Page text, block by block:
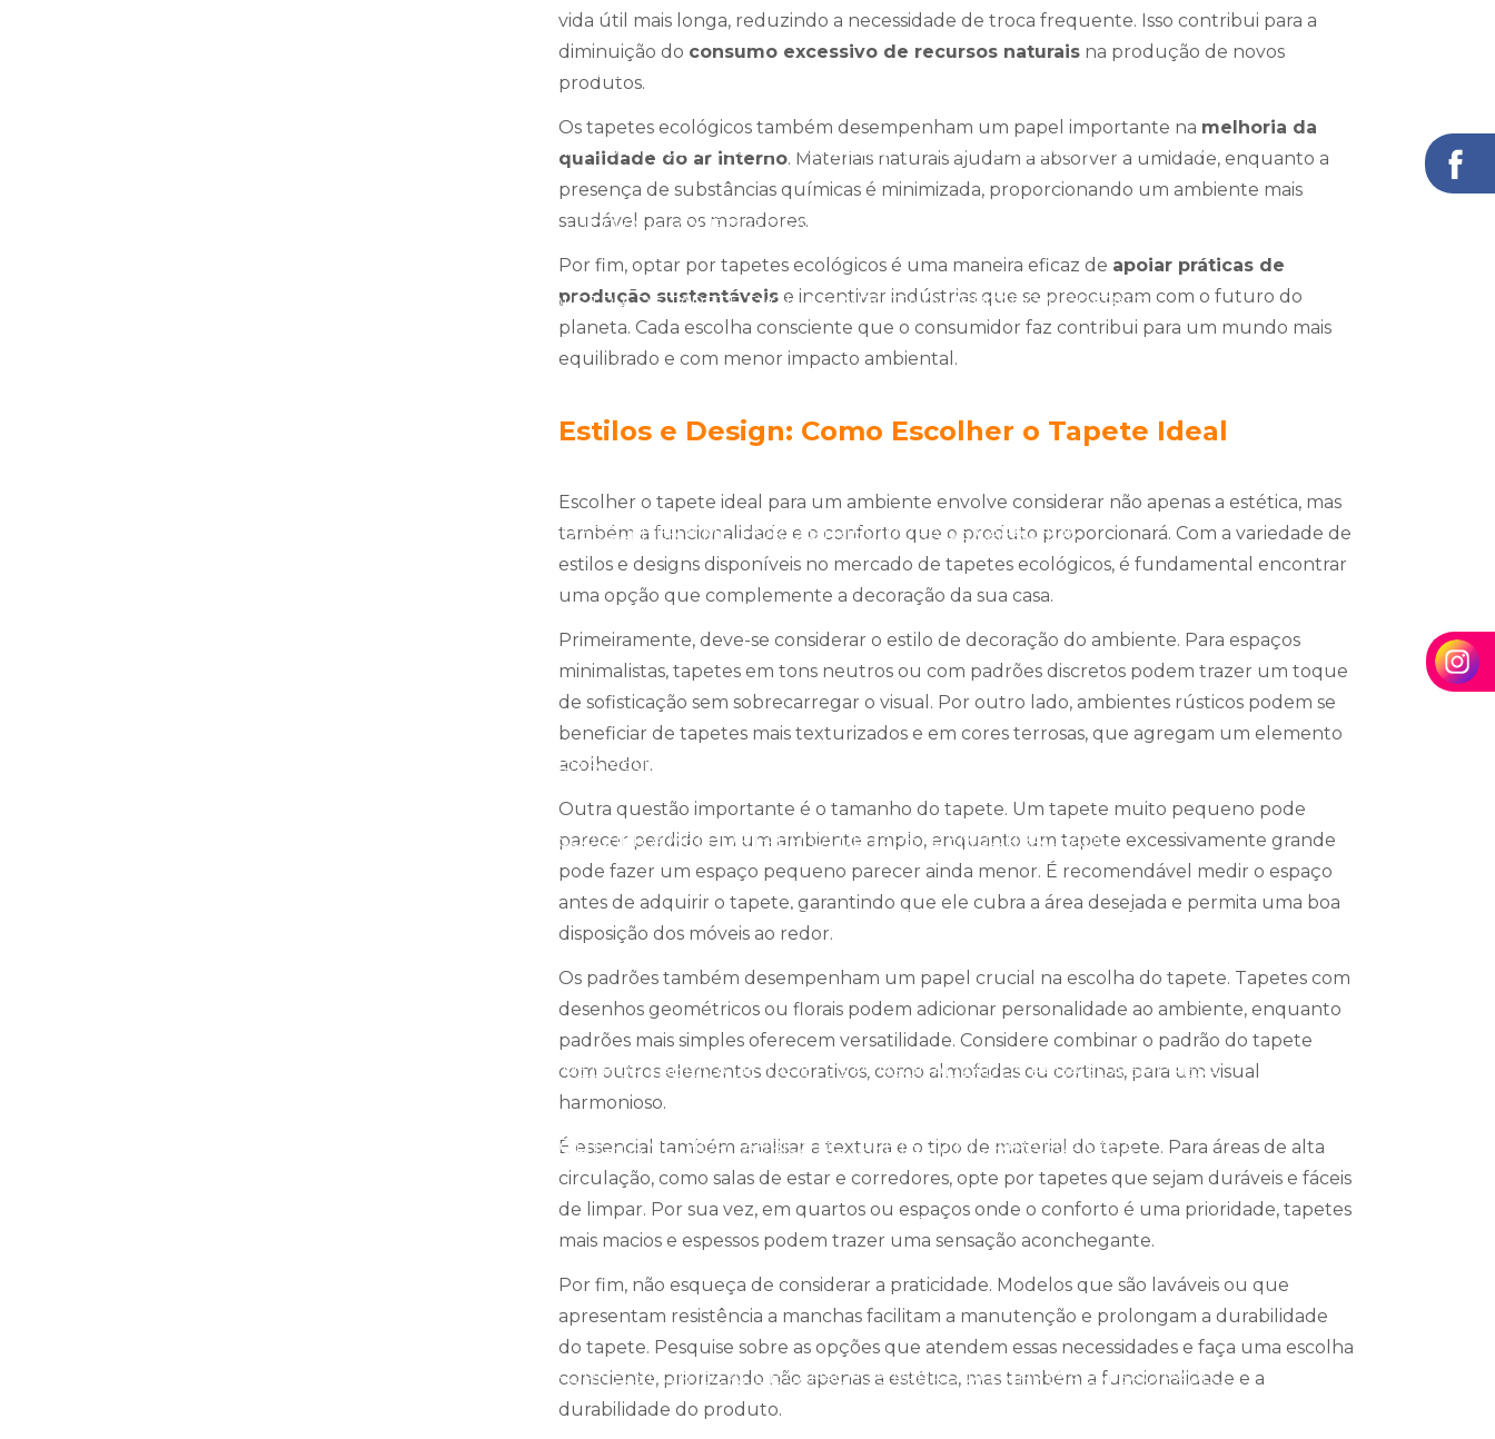
CARPETE ALTO TRÁFEGO PREÇO: DESCUBRA AS MELHORES OPÇÕES E ONDE COMPRAR
CARPETE ALTO TRÁFEGO PREÇO: DESCUBRA OFERTAS IMPERDÍVEIS E DICAS DE COMPRA
CARPETE ALTO TRÁFEGO PREÇO: TUDO QUE VOCÊ PRECISA SABER
COMO A INDÚSTRIA DE TAPETE EVOLUI E IMPACTA O MERCADO MODERNO
COMO ESCOLHER A MELHOR DISTRIBUIDORA DE CAPACHOS
COMO ESCOLHER A MELHOR DISTRIBUIDORA DE CAPACHOS PARA SUA EMPRESA
COMO ESCOLHER A MELHOR DISTRIBUIDORA DE CAPACHOS PARA SUA EMPRESA
COMO ESCOLHER A MELHOR FÁBRICA DE PVC TAPETE PARA SUAS NECESSIDADES
COMO ESCOLHER A MELHOR FÁBRICA DE TAPETE EMBORRACHADO
COMO ESCOLHER A MELHOR FÁBRICA DE TAPETE EMBORRACHADO PARA SUA NECESSIDADE
COMO ESCOLHER A MELHOR FÁBRICA DE TAPETES ANTIDERRAPANTES PARA SUAS NECESSIDADES
COMO ESCOLHER A MELHOR FÁBRICA DE TAPETES PERSONALIZADOS PARA SUA EMPRESA
COMO ESCOLHER A MELHOR FÁBRICA DE TAPETES VINIL PARA SUA CASA
COMO ESCOLHER O CAPACHO IDEAL PARA VALORIZAR A ENTRADA DA SUA CASA
COMO ESCOLHER O CARPETE IDEAL PARA ÁREAS DE ALTO TRÁFEGO E DURABILIDADE
COMO ESCOLHER O FORNECEDOR IDEAL DE CAPACHOS PARA SUA EMPRESA EM SÃO PAULO
vida útil mais longa, reduzindo a necessidade de troca frequente. Isso contribui para a
diminuição do consumo excessivo de recursos naturaisna produção de novos
produtos.
Os tapetes ecológicos também desempenham um papel importante na melhoria da
qualidade do ar interno. Materiais naturais ajudam a absorver a umidade, enquanto a
presença de substâncias químicas é minimizada, proporcionando um ambiente mais
saudável para os moradores.
Por fim, optar por tapetes ecológicos é uma maneira eficaz de apoiar práticas de
produção sustentáveise incentivar indústrias que se preocupam com o futuro do
planeta. Cada escolha consciente que o consumidor faz contribui para um mundo mais
equilibrado e com menor impacto ambiental.
Estilos e Design: Como Escolher o Tapete Ideal
Escolher o tapete ideal para um ambiente envolve considerar não apenas a estética, mas
também a funcionalidade e o conforto que o produto proporcionará. Com a variedade de
estilos e designs disponíveis no mercado de tapetes ecológicos, é fundamental encontrar
uma opção que complemente a decoração da sua casa.
Primeiramente, deve-se considerar o estilo de decoração do ambiente. Para espaços
minimalistas, tapetes em tons neutros ou com padrões discretos podem trazer um toque
de sofisticação sem sobrecarregar o visual. Por outro lado, ambientes rústicos podem se
beneficiar de tapetes mais texturizados e em cores terrosas, que agregam um elemento
acolhedor.
Outra questão importante é o tamanho do tapete. Um tapete muito pequeno pode
parecer perdido em um ambiente amplo, enquanto um tapete excessivamente grande
pode fazer um espaço pequeno parecer ainda menor. É recomendável medir o espaço
antes de adquirir o tapete, garantindo que ele cubra a área desejada e permita uma boa
disposição dos móveis ao redor.
Os padrões também desempenham um papel crucial na escolha do tapete. Tapetes com
desenhos geométricos ou florais podem adicionar personalidade ao ambiente, enquanto
padrões mais simples oferecem versatilidade. Considere combinar o padrão do tapete
com outros elementos decorativos, como almofadas ou cortinas, para um visual
harmonioso.
É essencial também analisar a textura e o tipo de material do tapete. Para áreas de alta
circulação, como salas de estar e corredores, opte por tapetes que sejam duráveis e fáceis
de limpar. Por sua vez, em quartos ou espaços onde o conforto é uma prioridade, tapetes
mais macios e espessos podem trazer uma sensação aconchegante.
Por fim, não esqueça de considerar a praticidade. Modelos que são laváveis ou que
apresentam resistência a manchas facilitam a manutenção e prolongam a durabilidade
do tapete. Pesquise sobre as opções que atendem essas necessidades e faça uma escolha
consciente, priorizando não apenas a estética, mas também a funcionalidade e a
durabilidade do produto.